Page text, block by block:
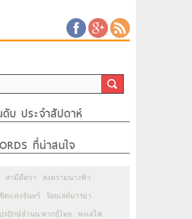
บ ประจำสัปดาห์
ที่น่าสนใจ
สามีตีตรา สงครามนางฟ้า
ตแห่งจันทร์ ร้อยเล่ห์มารยา
ปรปักษ์จำนน พากย์ไทย ทะเลไฟ